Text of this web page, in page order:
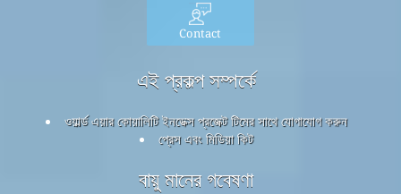
Contact
এই প্রকল্প সম্পর্কে
ওয়ার্ল্ড এয়ার কোয়ালিটি ইনডেক্স প্রজেক্ট টিমের সাথে যোগাযোগ করুন
প্রেস এবং মিডিয়া কিট
বায়ু মানের গবেষণা